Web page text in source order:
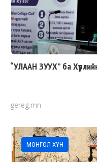
“УЛААН ЗУУХ” ба
gereg.mn
МОНГОЛ ХҮН